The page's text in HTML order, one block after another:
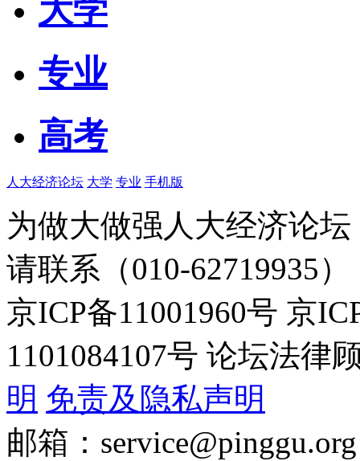
大学
专业
高考
人大经济论坛 大学 专业 手机版
为做大做强人大经济论
请联系（010-62719935）
京ICP备11001960号 京
1101084107号 论坛法律
明 免责及隐私声明
邮箱：service@pinggu.org